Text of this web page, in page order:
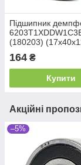
Підшипник
(180203)
164 ₴
Купити
Акційні
–5%